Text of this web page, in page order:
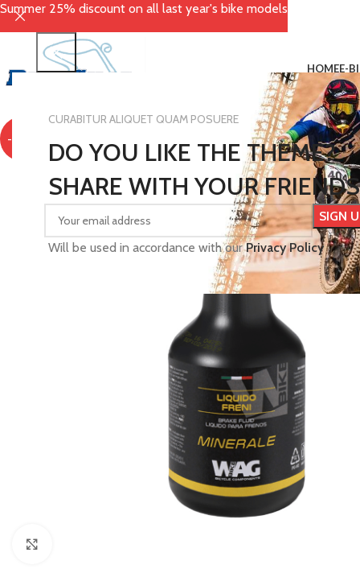
CURABITUR ALIQUET QUAM POSUERE
DO YOU LIKE THE THEME?
SHARE WITH YOUR
Will be used in accordance with ourPrivacy Policy
HOMEE-
-20%
Summer 25% discount on all last year's bike models